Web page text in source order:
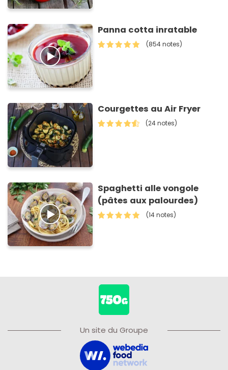
Panna cotta inratable
(854 notes)
Courgettes au Air Fryer
(24 notes)
Spaghetti alle vongole
(pâtes aux palourdes)
(14 notes)
Un site du Groupe